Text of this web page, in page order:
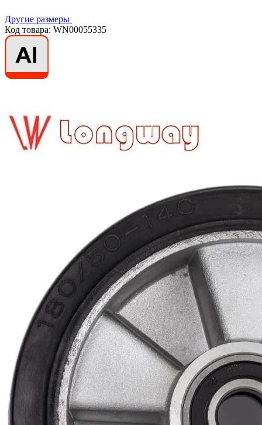
Другие размеры
Код товара: WN00055335